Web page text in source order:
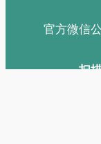
官方微信
扫